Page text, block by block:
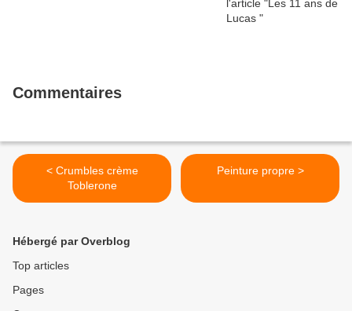
Commentaires
< Crumbles crème
Toblerone
Peinture propre >
Hébergé par Overblog
Top articles
Pages